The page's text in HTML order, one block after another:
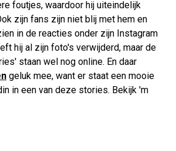
foutjes, waardoor hij uiteindelijk
zijn fans zijn niet blij met hem en
in de reacties onder zijn Instagram
hij al zijn foto's verwijderd, maar de
staan wel nog online. En daar
geluk mee, want er staat een mooie
in een van deze stories. Bekijk 'm